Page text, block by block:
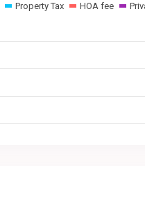
Property Tax HOA fee